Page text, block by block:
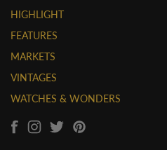
HIGHLIGHT
FEATURES
MARKETS
VINTAGES
WATCHES & WONDERS